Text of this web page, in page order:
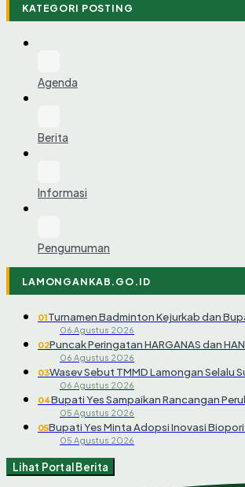
KATEGORI POSTING
Agenda
Berita
Informasi
Pengumuman
LAMONGANKAB.GO.ID
01Turnamen Badminton Kejurkab dan
06 Agustus 2026
02Puncak Peringatan HARGANAS dan
06 Agustus 2026
03Wasev Sebut TMMD Lamongan Selalu
06 Agustus 2026
04Bupati Yes Sampaikan Rancangan
05 Agustus 2026
05Bupati Yes Minta Adopsi Inovasi Biopori
05 Agustus 2026
Lihat Portal Berita